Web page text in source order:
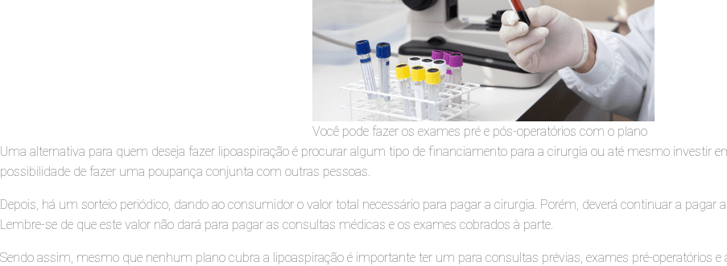
Você pode fazer os exames pré e pós-operatórios com o plano
Uma alternativa para quem deseja fazer lipoaspiração é procurar algum tipo de financiamento para a cirurgia ou até mesmo investir
possibilidade de fazer uma poupança conjunta com outras pessoas.
Depois, há um sorteio periódico, dando ao consumidor o valor total necessário para pagar a cirurgia. Porém, deverá continuar a pagar
Lembre-se de que este valor não dará para pagar as consultas médicas e os exames cobrados à parte.
Sendo assim, mesmo que nenhum plano cubra a lipoaspiração é importante ter um para consultas prévias, exames pré-operatórios